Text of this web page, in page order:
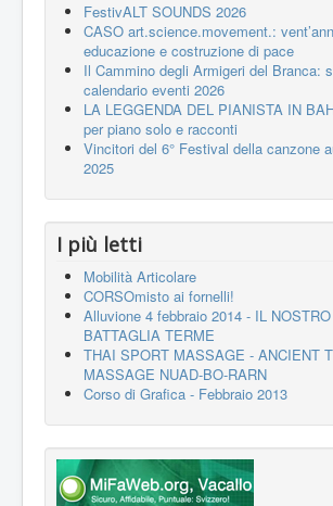
FestivALT SOUNDS 2026
CASO art.science.movement.:
educazione e costruzione di pace
Il Cammino degli Armigeri del Branca:
calendario eventi 2026
LA LEGGENDA DEL PIANISTA IN
per piano solo e racconti
Vincitori del 6° Festival della canzone
2025
I più letti
Mobilità Articolare
CORSOmisto ai fornelli!
Alluvione 4 febbraio 2014 - IL
BATTAGLIA TERME
THAI SPORT MASSAGE - ANCIENT
MASSAGE NUAD-BO-RARN
Corso di Grafica - Febbraio 2013